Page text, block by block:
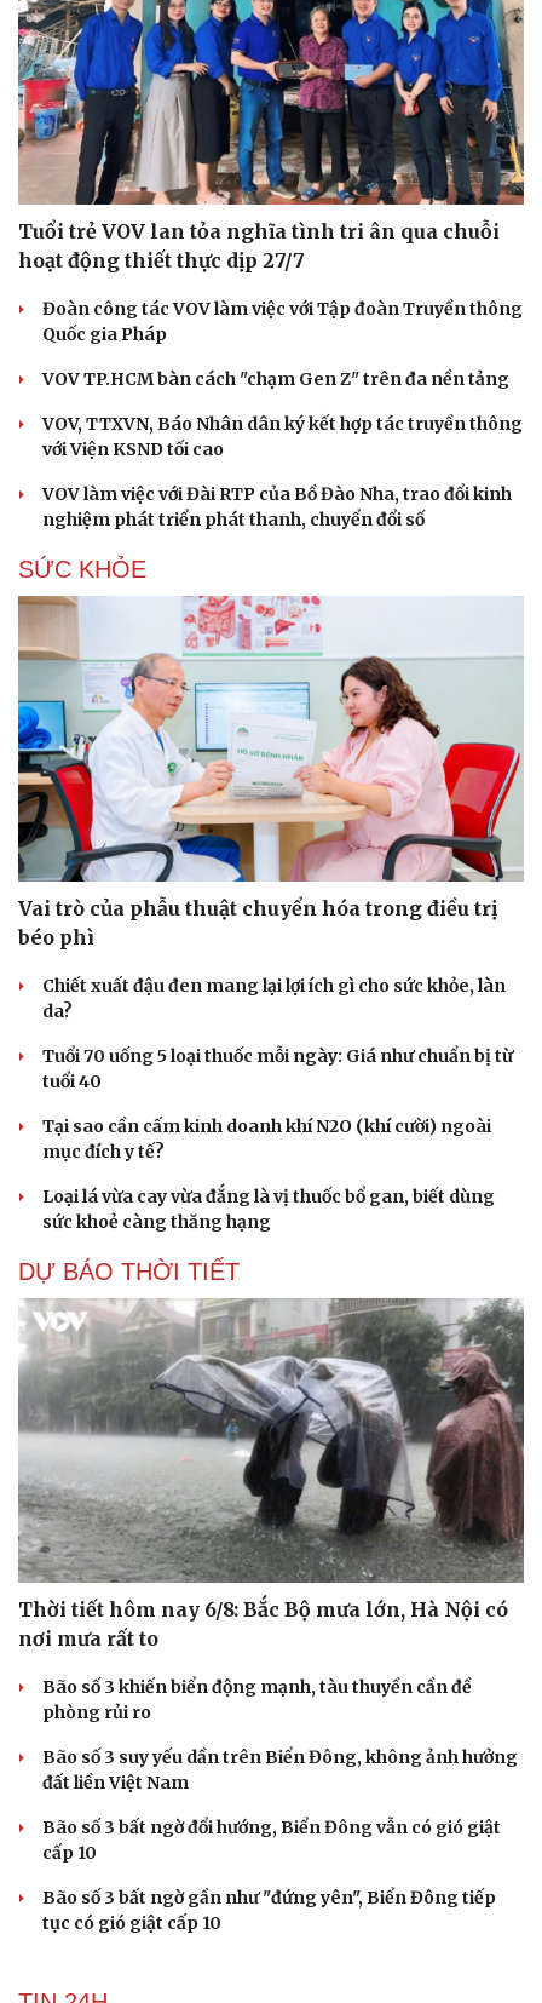
Tuổi trẻ VOV lan tỏa nghĩa tình tri ân qua chuỗi
hoạt động thiết thực dịp 27/7
Đoàn công tác VOV làm việc với Tập đoàn Truyền thông
Quốc gia Pháp
VOV TP.HCM bàn cách "chạm Gen Z" trên đa nền tảng
VOV, TTXVN, Báo Nhân dân ký kết hợp tác truyền thông
với Viện KSND tối cao
VOV làm việc với Đài RTP của Bồ Đào Nha, trao đổi kinh
nghiệm phát triển phát thanh, chuyển đổi số
SỨC KHỎE
Vai trò của phẫu thuật chuyển hóa trong điều trị
béo phì
Chiết xuất đậu đen mang lại lợi ích gì cho sức khỏe, làn
da?
Tuổi 70 uống 5 loại thuốc mỗi ngày: Giá như chuẩn bị từ
tuổi 40
Tại sao cần cấm kinh doanh khí N2O (khí cười) ngoài
mục đích y tế?
Loại lá vừa cay vừa đắng là vị thuốc bổ gan, biết dùng
sức khoẻ càng thăng hạng
DỰ BÁO THỜI TIẾT
Thời tiết hôm nay 6/8: Bắc Bộ mưa lớn, Hà Nội có
nơi mưa rất to
Bão số 3 khiến biển động mạnh, tàu thuyền cần đề
phòng rủi ro
Bão số 3 suy yếu dần trên Biển Đông, không ảnh hưởng
đất liền Việt Nam
Bão số 3 bất ngờ đổi hướng, Biển Đông vẫn có gió giật
cấp 10
Bão số 3 bất ngờ gần như "đứng yên", Biển Đông tiếp
tục có gió giật cấp 10